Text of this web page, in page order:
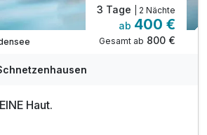
3 Tage | 2 Nächte
ab 400 €
Gesamt ab 800 €
Haut.